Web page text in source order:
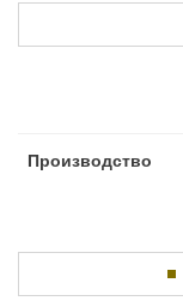
Производство